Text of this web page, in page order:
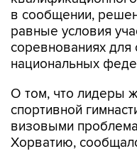
в сообщении,
равные условия
соревнованиях для
национальных
О том, что лидеры
спортивной
визовыми
Хорватию,